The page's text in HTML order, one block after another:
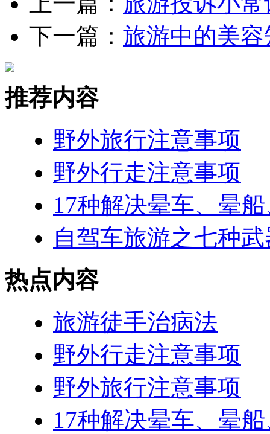
下一篇： 旅游中的美容
推荐内容
野外旅行注意事项
野外行走注意事项
17种解决晕车、晕
自驾车旅游之七种
热点内容
旅游徒手治病法
野外行走注意事项
野外旅行注意事项
17种解决晕车、晕